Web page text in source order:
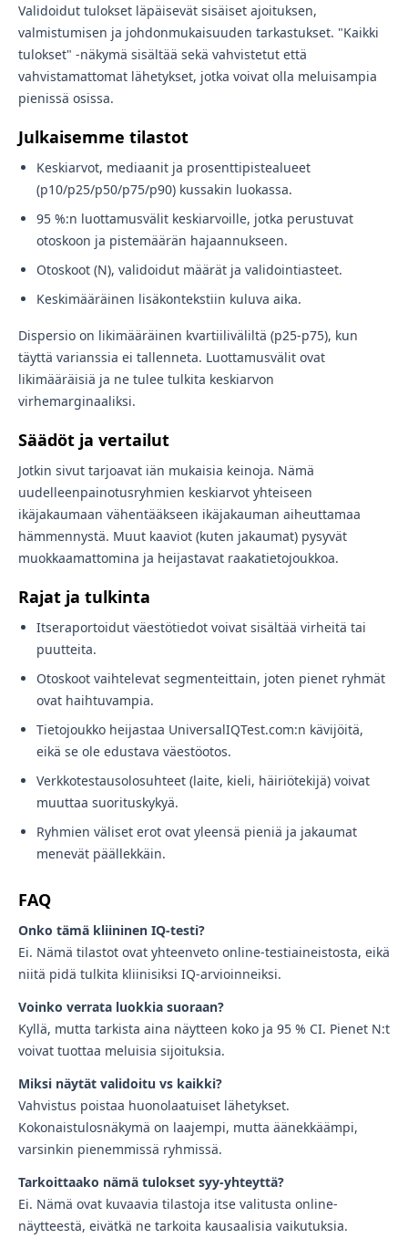
Validoidut tulokset läpäisevät sisäiset ajoituksen,
valmistumisen ja johdonmukaisuuden tarkastukset. "Kaikki
tulokset" -näkymä sisältää sekä vahvistetut että
vahvistamattomat lähetykset, jotka voivat olla meluisampia
pienissä osissa.
Julkaisemme tilastot
Keskiarvot, mediaanit ja prosenttipistealueet
(p10/p25/p50/p75/p90) kussakin luokassa.
95 %:n luottamusvälit keskiarvoille, jotka perustuvat
otoskoon ja pistemäärän hajaannukseen.
Otoskoot (N), validoidut määrät ja validointiasteet.
Keskimääräinen lisäkontekstiin kuluva aika.
Dispersio on likimääräinen kvartiiliväliltä (p25-p75), kun
täyttä varianssia ei tallenneta. Luottamusvälit ovat
likimääräisiä ja ne tulee tulkita keskiarvon
virhemarginaaliksi.
Säädöt ja vertailut
Jotkin sivut tarjoavat iän mukaisia ​​keinoja. Nämä
uudelleenpainotusryhmien keskiarvot yhteiseen
ikäjakaumaan vähentääkseen ikäjakauman aiheuttamaa
hämmennystä. Muut kaaviot (kuten jakaumat) pysyvät
muokkaamattomina ja heijastavat raakatietojoukkoa.
Rajat ja tulkinta
Itseraportoidut väestötiedot voivat sisältää virheitä tai
puutteita.
Otoskoot vaihtelevat segmenteittain, joten pienet ryhmät
ovat haihtuvampia.
Tietojoukko heijastaa UniversalIQTest.com:n kävijöitä,
eikä se ole edustava väestöotos.
Verkkotestausolosuhteet (laite, kieli, häiriötekijä) voivat
muuttaa suorituskykyä.
Ryhmien väliset erot ovat yleensä pieniä ja jakaumat
menevät päällekkäin.
FAQ
Onko tämä kliininen IQ-testi?
Ei. Nämä tilastot ovat yhteenveto online-testiaineistosta, eikä
niitä pidä tulkita kliinisiksi IQ-arvioinneiksi.
Voinko verrata luokkia suoraan?
Kyllä, mutta tarkista aina näytteen koko ja 95 % CI. Pienet N:t
voivat tuottaa meluisia sijoituksia.
Miksi näytät validoitu vs kaikki?
Vahvistus poistaa huonolaatuiset lähetykset.
Kokonaistulosnäkymä on laajempi, mutta äänekkäämpi,
varsinkin pienemmissä ryhmissä.
Tarkoittaako nämä tulokset syy-yhteyttä?
Ei. Nämä ovat kuvaavia tilastoja itse valitusta online-
näytteestä, eivätkä ne tarkoita kausaalisia vaikutuksia.